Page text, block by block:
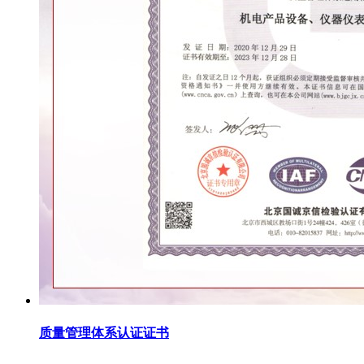
质量管理体系认证证书